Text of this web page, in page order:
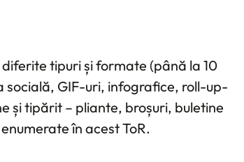
tipuri și formate (până la 10
socială, GIF-uri, infografice, roll-up-
și tipărit – pliante, broșuri, buletine
în acest ToR.